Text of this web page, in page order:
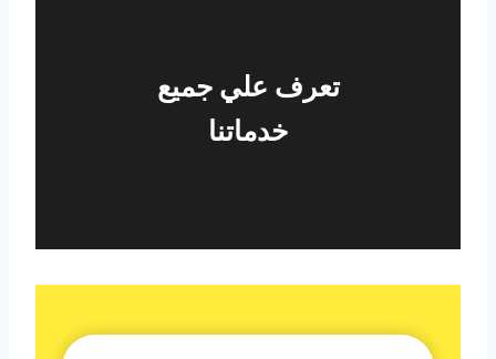
تعرف علي جميع
خدماتنا